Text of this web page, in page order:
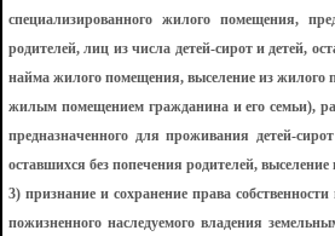
специализированного жилого помещения,
родителей, лиц из числа детей-сирот и детей,
найма жилого помещения, выселение из жилого
жилым помещением гражданина и его семьи),
предназначенного для проживания детей-
оставшихся без попечения родителей,
3) признание и сохранение права
пожизненного наследуемого владения